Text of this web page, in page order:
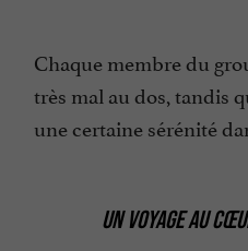
Chaque membre du
très mal au dos, tandis
une certaine sérénité
UN VOYAGE AU